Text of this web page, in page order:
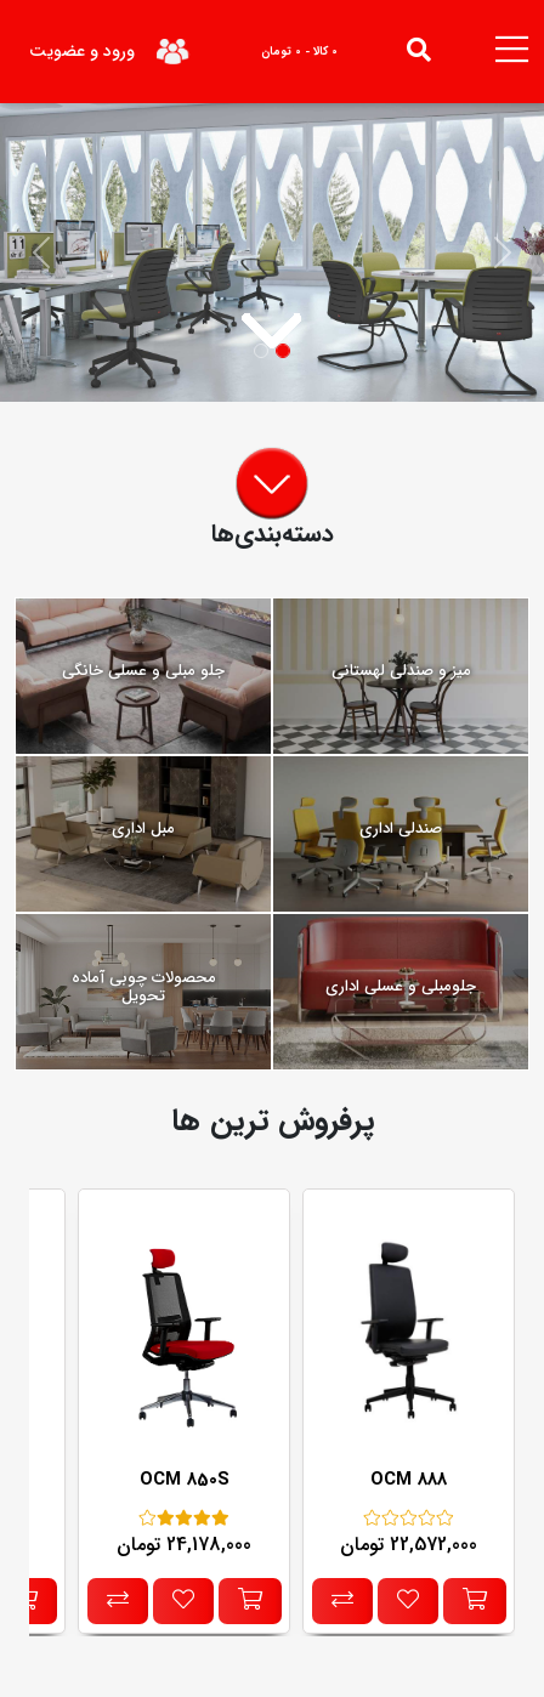
0 کالا - 0 تومان ورود و عضویت
Previous
Next
دسته‌بندی‌ها
میز و صندلی لهستانی جلو مبلی و عسلی خانگی
صندلی اداری مبل اداری
جلومبلی و عسلی اداری محصولات چوبی آماده
تحویل
پرفروش ترین ها
OCM 888
22,572,000 تومان
OCM 850S
24,178,000 تومان